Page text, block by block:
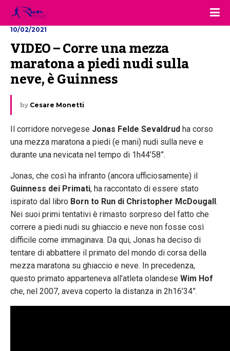
10/02/2021
VIDEO – Corre una mezza
maratona a piedi nudi sulla
neve, è Guinness
by Cesare Monetti
Il corridore norvegese Jonas Felde Sevaldrud ha corso
una mezza maratona a piedi (e mani) nudi sulla neve e
durante una nevicata nel tempo di 1h44’58”.
Jonas, che così ha infranto (ancora ufficiosamente) il
Guinness dei Primati, ha raccontato di essere stato
ispirato dal libro Born to Run di Christopher McDougall.
Nei suoi primi tentativi è rimasto sorpreso del fatto che
correre a piedi nudi su ghiaccio e neve non fosse così
difficile come immaginava. Da qui, Jonas ha deciso di
tentare di abbattere il primato del mondo di corsa della
mezza maratona su ghiaccio e neve. In precedenza,
questo primato apparteneva all’atleta olandese Wim Hof
che, nel 2007, aveva coperto la distanza in 2h16’34”.